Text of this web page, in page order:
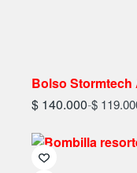
Bolso Stormtech
$ 140.000-$